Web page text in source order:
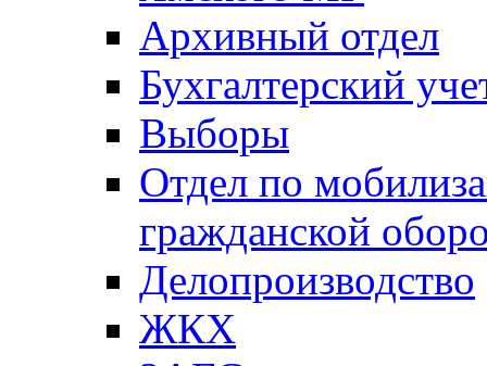
Архивный отдел
Бухгалтерский
Выборы
Отдел по
гражданской
Делопроизводство
ЖКХ